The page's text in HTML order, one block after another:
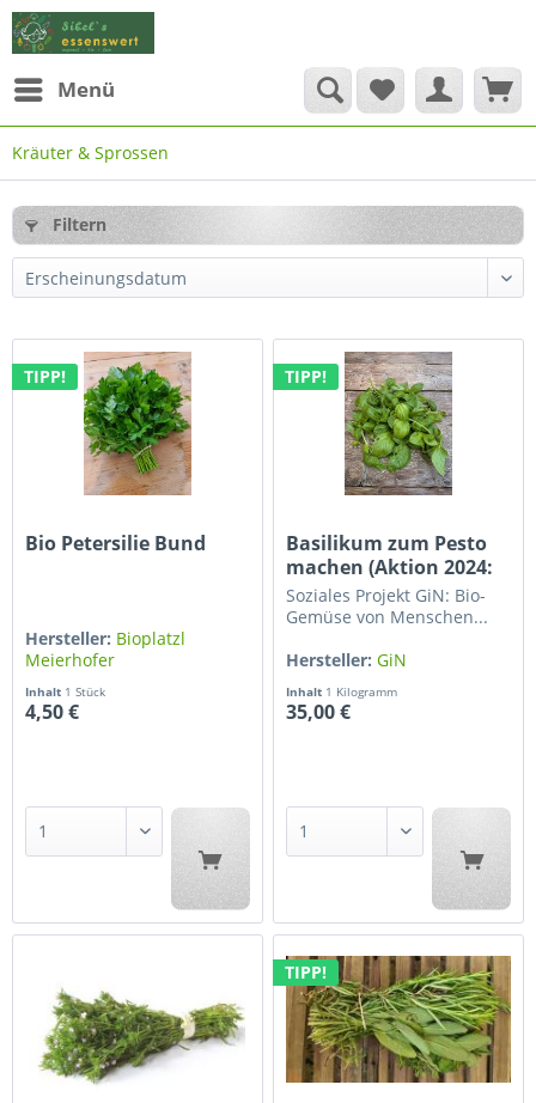
Menü
Kräuter & Sprossen
Filtern
TIPP!
Bio Petersilie Bund
Hersteller: Bioplatzl
Meierhofer
Inhalt 1 Stück
4,50 €
TIPP!
Basilikum zum Pesto
machen (Aktion 2024:
1...
Soziales Projekt GiN: Bio-
Gemüse von Menschen...
Hersteller: GiN
Inhalt 1 Kilogramm
35,00 €
TIPP!